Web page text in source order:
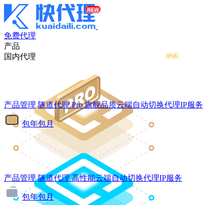
免费代理
产品
国内代理
产品管理 隧道代理Pro 旗舰品质云端自动切换代理IP服务
包年包月
产品管理 隧道代理 高性能云端自动切换代理IP服务
包年包月